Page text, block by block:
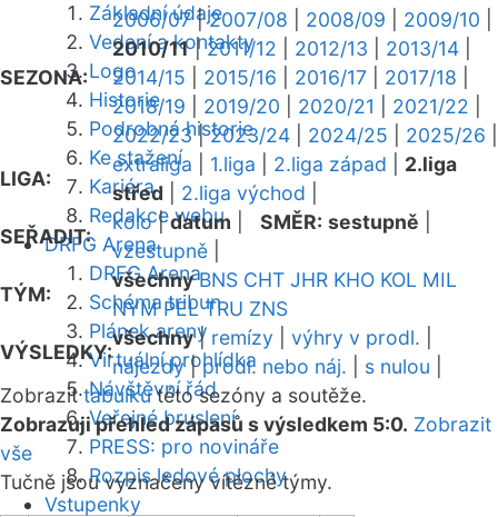
Základní údaje
Vedení a kontakty
Logo
Historie
Podrobná historie
Ke stažení
Kariéra
Redakce webu
DRFG Arena
DRFG Arena
Schéma tribun
Plánek areny
Virtuální prohlídka
Návštěvní řád
Veřejné bruslení
PRESS: pro novináře
Rozpis ledové plochy
Vstupenky
SEZONA:
2006/07|2007/08 2008/09 2009/10
2010/11|2011/12 2012/13 2013/14
2014/15
2015/16 2016/17 2017/18
2018/19
2019/20 2020/21 2021/22
2022/23|2023/24 2024/25 2025/26
LIGA:
extraliga 1.liga 2.liga západ
2.liga
střed
2.liga východ
SEŘADIT:
kolo|datum SMĚR: sestupně
vzestupně
TÝM:
všechny BNS CHT JHR KHO KOL MIL
NYM PEL TRU ZNS
VÝSLEDKY:
všechny| remízy výhry v prodl.
nájezdy|prodl. nebo náj. s nulou
Zobrazittabulkutéto sezóny a soutěže.
Zobrazuji přehled zápasů s výsledkem 5:0. Zobrazit
vše
Tučně jsou vyznačeny vítězné týmy.